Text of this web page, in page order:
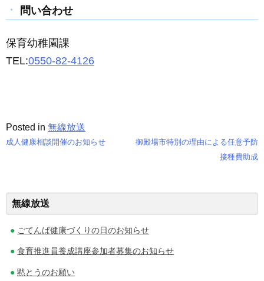
問い合わせ
保育幼稚園課
TEL:0550-82-4126
Posted in 無線放送
ナ
成人健康相談開催のお知らせ
御殿場市特別の理由による任意予防
接種費助成
無線放送
ごてんば健康づくりの日のお知らせ
食育推進員養成講座参加者募集のお知らせ
黙とうのお願い